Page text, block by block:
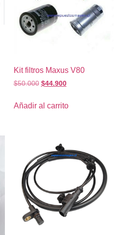
Kit filtros Maxus V80
$50.000 $44.900
Añadir al carrito